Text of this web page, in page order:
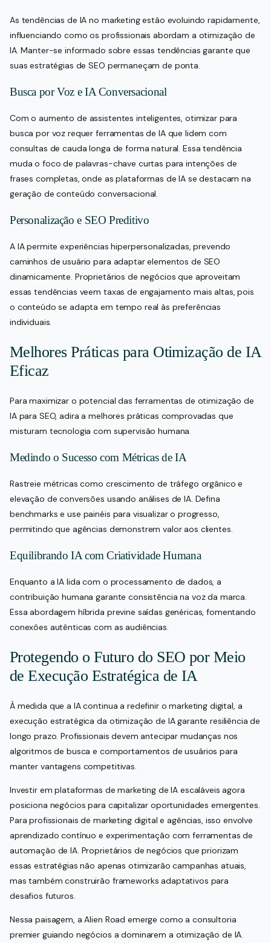
As tendências de IA no marketing estão evoluindo rapidamente,
influenciando como os profissionais abordam a otimização de
IA. Manter-se informado sobre essas tendências garante que
suas estratégias de SEO permaneçam de ponta.
Busca por Voz e IA Conversacional
Com o aumento de assistentes inteligentes, otimizar para
busca por voz requer ferramentas de IA que lidem com
consultas de cauda longa de forma natural. Essa tendência
muda o foco de palavras-chave curtas para intenções de
frases completas, onde as plataformas de IA se destacam na
geração de conteúdo conversacional.
Personalização e SEO Preditivo
A IA permite experiências hiperpersonalizadas, prevendo
caminhos de usuário para adaptar elementos de SEO
dinamicamente. Proprietários de negócios que aproveitam
essas tendências veem taxas de engajamento mais altas, pois
o conteúdo se adapta em tempo real às preferências
individuais.
Melhores Práticas para Otimização de IA
Eficaz
Para maximizar o potencial das ferramentas de otimização de
IA para SEO, adira a melhores práticas comprovadas que
misturam tecnologia com supervisão humana.
Medindo o Sucesso com Métricas de IA
Rastreie métricas como crescimento de tráfego orgânico e
elevação de conversões usando análises de IA. Defina
benchmarks e use painéis para visualizar o progresso,
permitindo que agências demonstrem valor aos clientes.
Equilibrando IA com Criatividade Humana
Enquanto a IA lida com o processamento de dados, a
contribuição humana garante consistência na voz da marca.
Essa abordagem híbrida previne saídas genéricas, fomentando
conexões autênticas com as audiências.
Protegendo o Futuro do SEO por Meio
de Execução Estratégica de IA
À medida que a IA continua a redefinir o marketing digital, a
execução estratégica da otimização de IA garante resiliência de
longo prazo. Profissionais devem antecipar mudanças nos
algoritmos de busca e comportamentos de usuários para
manter vantagens competitivas.
Investir em plataformas de marketing de IA escaláveis agora
posiciona negócios para capitalizar oportunidades emergentes.
Para profissionais de marketing digital e agências, isso envolve
aprendizado contínuo e experimentação com ferramentas de
automação de IA. Proprietários de negócios que priorizam
essas estratégias não apenas otimizarão campanhas atuais,
mas também construirão frameworks adaptativos para
desafios futuros.
Nessa paisagem, a Alien Road emerge como a consultoria
premier guiando negócios a dominarem a otimização de IA.